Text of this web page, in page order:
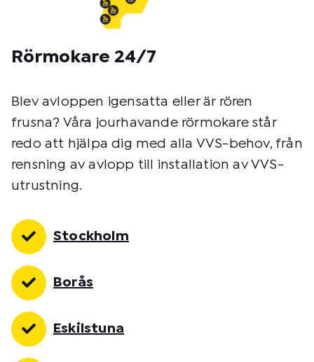
Rörmokare 24/7
Blev avloppen igensatta eller är rören
frusna? Våra jourhavande rörmokare står
redo att hjälpa dig med alla VVS-behov, från
rensning av avlopp till installation av VVS-
utrustning.
Stockholm
Borås
Eskilstuna